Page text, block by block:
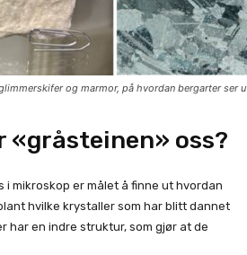
og marmor, på hvordan bergarter
«gråsteinen» oss?
i mikroskop er målet å finne ut hvordan
hvilke krystaller som har blitt dannet
har en indre struktur, som gjør at de